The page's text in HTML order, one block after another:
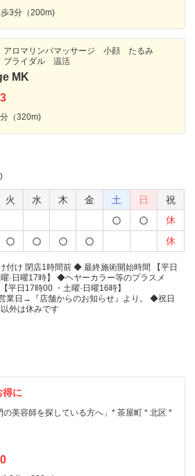
3分（200m)
ロマリンパマッサージ 小顔 たるみ
ライダル 温活
MK
（320m)
火 水 木 金 土 日
祝
休
休
付け 閉店1時間前 ◆ 最終施術開始時間 【平日
·日曜17時】 ◆ヘヤーカラー等のプラスメ
平日17時00 ・土曜·日曜16時】
業日→『店舗からのお知らせ』より。 ◆祝日
外は休みです
得に
の美容師を探している方へ」* 茶屋町 * 北区 *